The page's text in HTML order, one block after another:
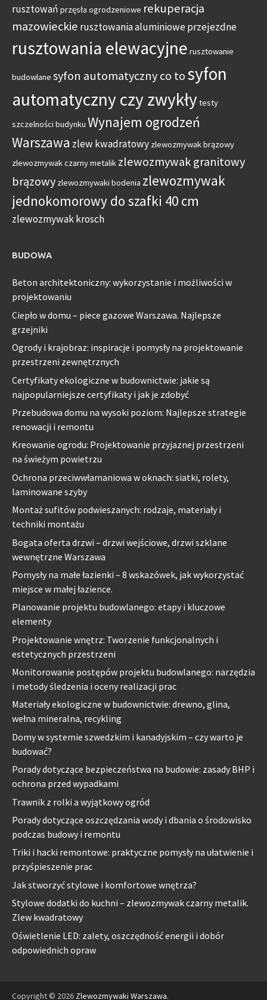
rusztowań przęsła ogrodzeniowe rekuperacja
mazowieckie rusztowania aluminiowe przejezdne
rusztowania elewacyjne rusztowanie
budowlane syfon automatyczny co tosyfon
automatyczny czy zwykłytesty
szczelności budynku Wynajem ogrodzeń
Warszawa zlew kwadratowy zlewozmywak brązowy
zlewozmywak czarny metalik zlewozmywak granitowy
brązowy zlewozmywaki bodenia zlewozmywak
jednokomorowy do szafki 40 cm
zlewozmywak krosch
BUDOWA
Beton architektoniczny: wykorzystanie i możliwości w
projektowaniu
Ciepło w domu – piece gazowe Warszawa. Najlepsze
grzejniki
Ogrody i krajobraz: inspiracje i pomysły na projektowanie
przestrzeni zewnętrznych
Certyfikaty ekologiczne w budownictwie: jakie są
najpopularniejsze certyfikaty i jak je zdobyć
Przebudowa domu na wysoki poziom: Najlepsze strategie
renowacji i remontu
Kreowanie ogrodu: Projektowanie przyjaznej przestrzeni
na świeżym powietrzu
Ochrona przeciwwłamaniowa w oknach: siatki, rolety,
laminowane szyby
Montaż sufitów podwieszanych: rodzaje, materiały i
techniki montażu
Bogata oferta drzwi – drzwi wejściowe, drzwi szklane
wewnętrzne Warszawa
Pomysły na małe łazienki – 8 wskazówek, jak wykorzystać
miejsce w małej łazience.
Planowanie projektu budowlanego: etapy i kluczowe
elementy
Projektowanie wnętrz: Tworzenie funkcjonalnych i
estetycznych przestrzeni
Monitorowanie postępów projektu budowlanego: narzędzia
i metody śledzenia i oceny realizacji prac
Materiały ekologiczne w budownictwie: drewno, glina,
wełna mineralna, recykling
Domy w systemie szwedzkim i kanadyjskim – czy warto je
budować?
Porady dotyczące bezpieczeństwa na budowie: zasady BHP i
ochrona przed wypadkami
Trawnik z rolki a wyjątkowy ogród
Porady dotyczące oszczędzania wody i dbania o środowisko
podczas budowy i remontu
Triki i hacki remontowe: praktyczne pomysły na ułatwienie i
przyśpieszenie prac
Jak stworzyć stylowe i komfortowe wnętrza?
Stylowe dodatki do kuchni – zlewozmywak czarny metalik.
Zlew kwadratowy
Oświetlenie LED: zalety, oszczędność energii i dobór
odpowiednich opraw
Copyright © 2026 Zlewozmywaki Warszawa.